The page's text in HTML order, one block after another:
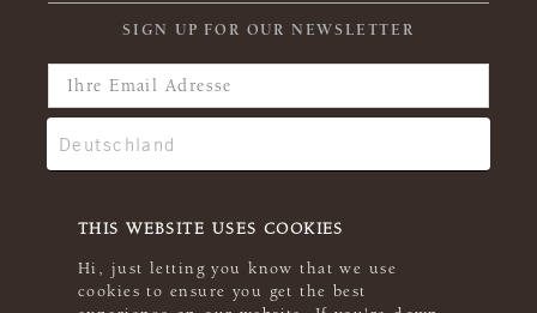
THIS WEBSITE USES COOKIES
Hi, just letting you know that we use
cookies to ensure you get the best
SIGN UP FOR OUR NEWSLETTER